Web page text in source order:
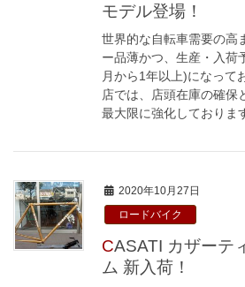
モデル登場！
世界的な自転車需要の高
ー品薄かつ、生産・入荷
月から1年以上)になって
店では、店頭在庫の確保
最大限に強化しており
2020年10月27日
ロードバイク
CASATI カザーティ スチールフレー
ム 新入荷！